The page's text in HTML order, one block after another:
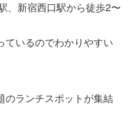
、新宿西口駅から徒歩2〜
ているのでわかりやすい
のランチスポットが集結